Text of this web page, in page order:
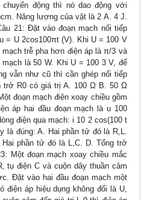
động thì nó dao động với
Năng lượng của vật là 2 A. 4 J.
21: Đặt vào đoạn mạch nối tiếp
= U 2cos100πt (V). Khi U = 100 V
trễ pha hơn điện áp là π/3 và
là 50 W. Khi U = 100 3 V, để
vẫn như cũ thì cần ghép nối tiếp
trở R0 có giá trị A. 100 Ω B. 50 Ω
đoạn mạch điện xoay chiều gồm
áp hai đầu đoạn mạch là u 100
điện qua mạch: i 10 2 cos(100 t
là đúng: A. Hai phần tử đó là R,L.
phần tử đó là L,C. D. Tổng trở
Một đoạn mạch xoay chiều mắc
tụ điện C và cuộn dây thuần cảm
Đặt vào hai đầu đoạn mạch một
điện áp hiệu dụng không đổi là U,